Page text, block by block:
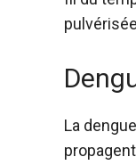
La